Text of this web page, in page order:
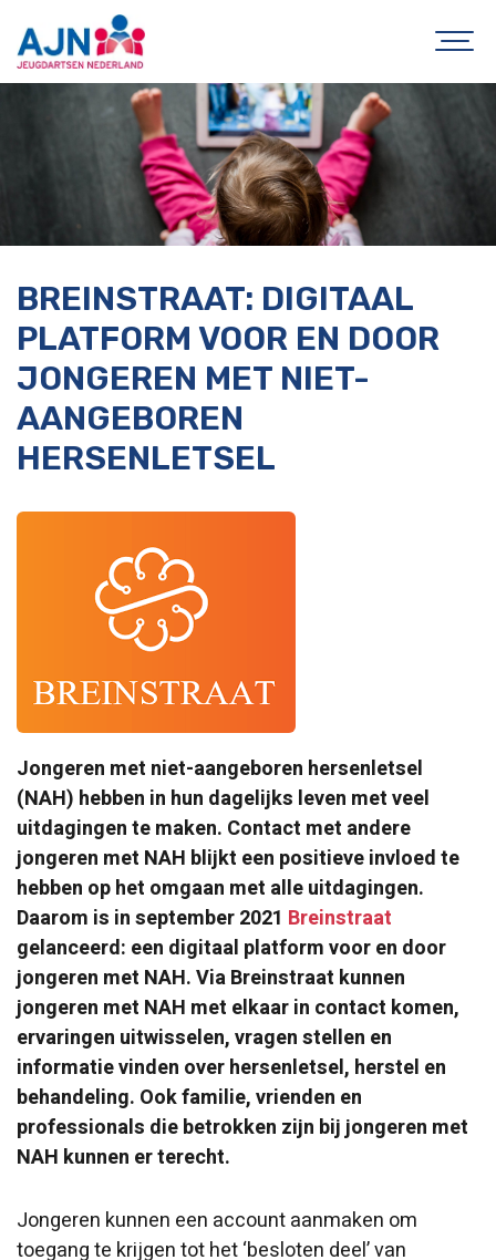
BREINSTRAAT: DIGITAAL
PLATFORM VOOR EN DOOR
JONGEREN MET NIET-
AANGEBOREN
HERSENLETSEL
Jongeren met niet-aangeboren hersenletsel
(NAH) hebben in hun dagelijks leven met veel
uitdagingen te maken. Contact met andere
jongeren met NAH blijkt een positieve invloed te
hebben op het omgaan met alle uitdagingen.
Daarom is in september 2021 Breinstraat
gelanceerd: een digitaal platform voor en door
jongeren met NAH. Via Breinstraat kunnen
jongeren met NAH met elkaar in contact komen,
ervaringen uitwisselen, vragen stellen en
informatie vinden over hersenletsel, herstel en
behandeling. Ook familie, vrienden en
professionals die betrokken zijn bij jongeren met
NAH kunnen er terecht.
Jongeren kunnen een account aanmaken om
toegang te krijgen tot het ‘besloten deel’ van